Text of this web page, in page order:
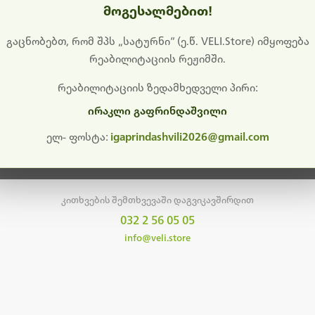
გიხდით შეფერხებისთვის. ამჟამად მიმდინარეობს
განახლება და ტექნიკური სამუშაოები.
მალე ისევ ხელმისაწვდომი იქნება. გმადლობთ მოთმინებისთვის!
მთავარ გვერდზე დაბრუნება
კითხვების შემთხვევაში დაგვიკავშირდით
032 2 56 05 05
info@veli.store
მოგესალმებით!
გაცნობებთ, რომ შპს „სატურნი“ (ე.წ. VELI.Store) იმყოფება
რეაბილიტაციის რეჟიმში.
რეაბილიტაციის ზედამხედველი პირი:
ირაკლი გაფრინდაშვილი
ელ- ფოსტა: igaprindashvili2026@gmail.com